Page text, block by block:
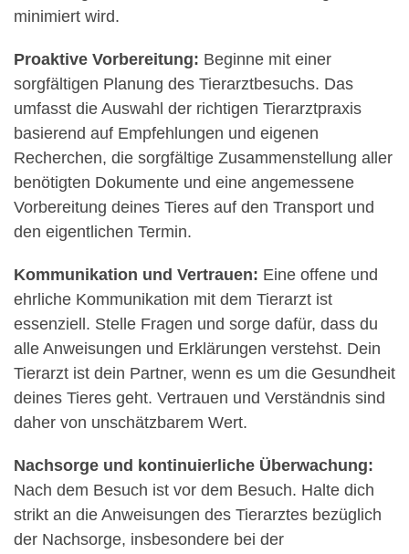
minimiert wird.
Proaktive Vorbereitung: Beginne mit einer
sorgfältigen Planung des Tierarztbesuchs. Das
umfasst die Auswahl der richtigen Tierarztpraxis
basierend auf Empfehlungen und eigenen
Recherchen, die sorgfältige Zusammenstellung aller
benötigten Dokumente und eine angemessene
Vorbereitung deines Tieres auf den Transport und
den eigentlichen Termin.
Kommunikation und Vertrauen: Eine offene und
ehrliche Kommunikation mit dem Tierarzt ist
essenziell. Stelle Fragen und sorge dafür, dass du
alle Anweisungen und Erklärungen verstehst. Dein
Tierarzt ist dein Partner, wenn es um die Gesundheit
deines Tieres geht. Vertrauen und Verständnis sind
daher von unschätzbarem Wert.
Nachsorge und kontinuierliche Überwachung:
Nach dem Besuch ist vor dem Besuch. Halte dich
strikt an die Anweisungen des Tierarztes bezüglich
der Nachsorge, insbesondere bei der